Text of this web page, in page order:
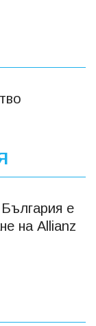
е
на Allianz